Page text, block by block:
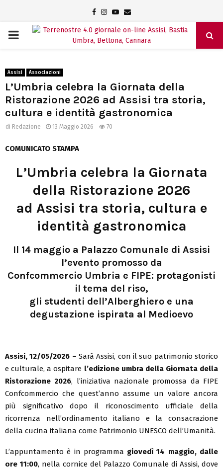
Facebook
Instagram
Youtube
Email
PRIMARY
Assisi Associazioni
L’Umbria celebra la Giornata della
Ristorazione 2026 ad Assisi tra storia,
cultura e identità gastronomica
di Redazione 13 Maggio 2026 70
COMUNICATO STAMPA
L’Umbria celebra la Giornata
della Ristorazione 2026
ad Assisi tra storia, cultura e
identità gastronomica
Il 14 maggio a Palazzo Comunale di Assisi
l’evento promosso da
Confcommercio Umbria e FIPE: protagonisti
il tema del riso,
gli studenti dell’Alberghiero e una
degustazione ispirata al Medioevo
Assisi, 12/05/2026 – Sarà Assisi, con il suo patrimonio storico
e culturale, a ospitare l’edizione umbra della Giornata della
Ristorazione 2026, l’iniziativa nazionale promossa da FIPE
Confcommercio che quest’anno assume un valore ancora
più significativo dopo il riconoscimento ufficiale della
ricorrenza nell’ordinamento italiano e la consacrazione
della cucina italiana come Patrimonio UNESCO dell’Umanità.
L’appuntamento è in programma giovedì 14 maggio, dalle
ore 11:00, nella cornice del Palazzo Comunale di Assisi, dove